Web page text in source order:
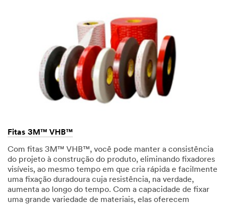
and service
Please be
aware that
information
server
the U.S. If
you do not
consent to
this use of
your
personal
Fitas 3M™ VHB™
Com fitas 3M™ VHB™, você pode manter a consistência
do projeto à construção do produto, eliminando fixadores
visíveis, ao mesmo tempo em que cria rápida e facilmente
uma fixação duradoura cuja resistência, na verdade,
aumenta ao longo do tempo. Com a capacidade de fixar
uma grande variedade de materiais, elas oferecem